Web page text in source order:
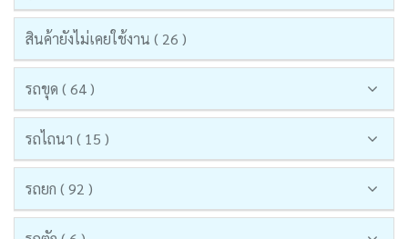
สินค้ายังไม่เคยใช้งาน ( 26 )
รถขุด ( 64 )
รถไถนา ( 15 )
รถยก ( 92 )